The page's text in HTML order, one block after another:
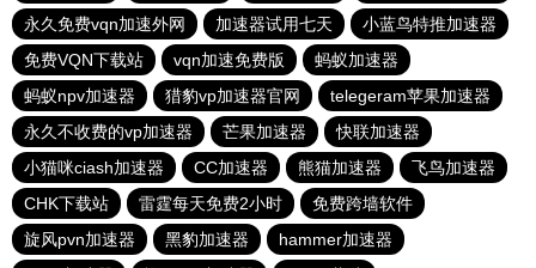
永久免费vqn加速外网
加速器试用七天
小蓝鸟特推加速器
免费VQN下载站
vqn加速免费版
蚂蚁加速器
蚂蚁npv加速器
猎豹vp加速器官网
telegeram苹果加速器
永久不收费的vp加速器
芒果加速器
快联加速器
小猫咪ciash加速器
CC加速器 熊猫加速器
飞鸟加速器
CHK下载站
雷霆每天免费2小时
免费跨墙软件
旋风pvn加速器
黑豹加速器
hammer加速器